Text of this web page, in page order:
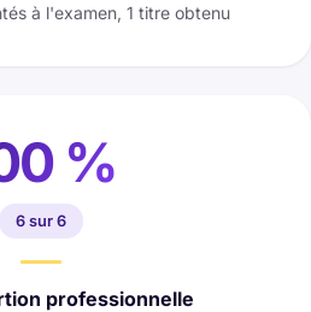
à l'examen, 1 titre obtenu
%
6 sur 6
professionnelle